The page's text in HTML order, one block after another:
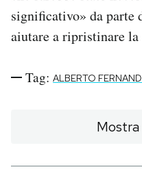
significativo» da
aiutare a ripristinare
Tag: ALBERTO